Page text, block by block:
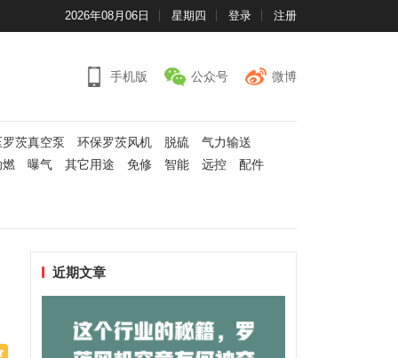
2026年08月06日 星期四 登录 注册
手机版 公众号 微博
茨真空泵 环保罗茨风机 脱硫
气力输送
曝气 其它用途 免修 智能 远控 配件
近期文章